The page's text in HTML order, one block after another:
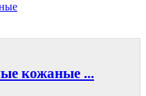
кожаные ...